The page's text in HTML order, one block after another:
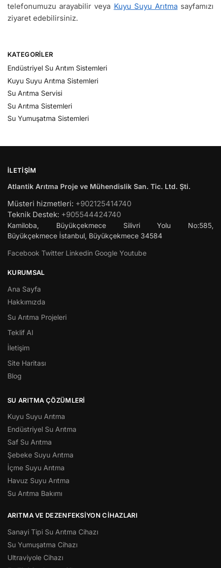
telefonumuzu arayabilir veya Kuyu Suyu Arıtmasayfamızı
ziyaret edebilirsiniz.
KATEGORILER
Endüstriyel Su Arıtım Sistemleri
Kuyu Suyu Arıtma Sistemleri
Su Arıtma Servisi
Su Arıtma Sistemleri
Su Yumuşatma Sistemleri
İLETIŞIM
Atlantik Arıtma Proje ve Mühendislik San. Tic. Ltd. Şti.
Müsteri hizmetleri: +902125414740
Teknik Destek: +905544424740
Kamiloba, Büyükçekmece Silivri Yolu No:585,
Büyükçekmece İstanbul, Büyükçekmece 34584
Facebook Twitter Linkedin Google Youtube
KURUMSAL
Ana Sayfa
Hakkımızda
Su Arıtma Projeleri
Teklif Al
İletişim
Site Haritası
Blog
SU ARITMA ÇÖZÜMLERI
Kuyu Suyu Arıtma
Endüstriyel Su Arıtma
Saf Su Arıtma
Şebeke Suyu Arıtma
İçme Suyu Arıtma
Havuz Suyu Arıtma
Su Arıtma Bakımı
ARITMA VE DEZENFEKSIYON CIHAZLARI
Sanayi Tipi Su Arıtma Cihazı
Su Yumuşatma Cihazı
Ultraviyole Cihazı